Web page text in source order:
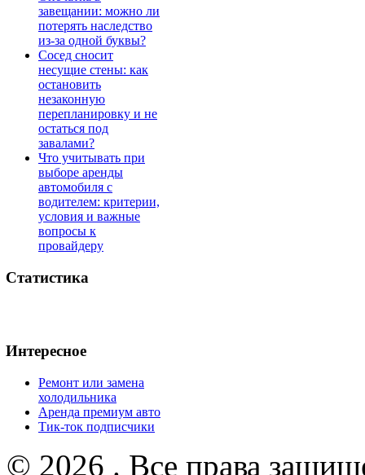
завещании: можно ли
потерять наследство
из-за одной буквы?
Сосед сносит
несущие стены: как
остановить
незаконную
перепланировку и не
остаться под
завалами?
Что учитывать при
выборе аренды
автомобиля с
водителем: критерии,
условия и важные
вопросы к
провайдеру
Статистика
Интересное
Ремонт или замена
холодильника
Аренда премиум авто
Тик-ток подписчики
© 2026 . Все права